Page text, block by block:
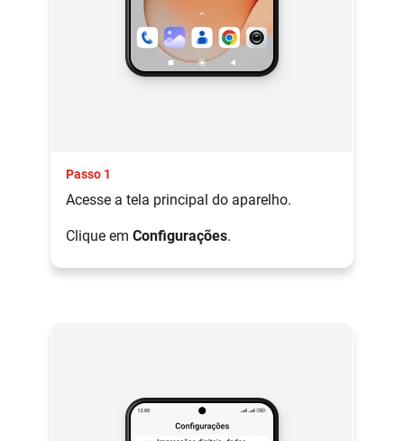
Passo 1
Acesse a tela principal do aparelho.
Clique em Configurações.